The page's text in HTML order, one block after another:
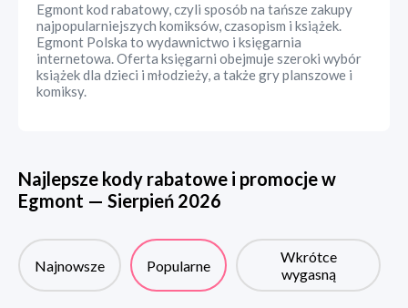
Egmont kod rabatowy, czyli sposób na tańsze zakupy
najpopularniejszych komiksów, czasopism i książek.
Egmont Polska to wydawnictwo i księgarnia
internetowa. Oferta księgarni obejmuje szeroki wybór
książek dla dzieci i młodzieży, a także gry planszowe i
komiksy.
Najlepsze kody rabatowe i promocje w
Egmont — Sierpień 2026
Najnowsze Popularne
Wkrótce
wygasną